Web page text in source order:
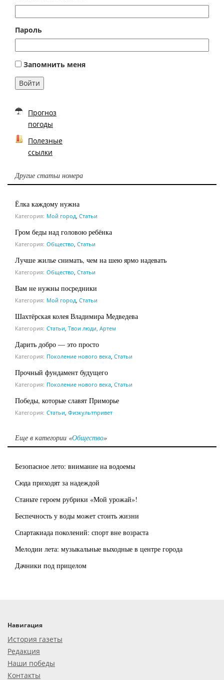
Пароль
Запомнить меня
Войти
Прогноз
погоды
Полезные
ссылки
Другие статьи номера
Ёлка каждому нужна
Категория: Мой город, Статьи
Гром беды над головою ребёнка
Категория: Общество, Статьи
Лучше жилье снимать, чем на шею ярмо надевать
Категория: Общество, Статьи
Вам не нужны посредники
Категория: Мой город, Статьи
Шахтёрская колея Владимира Медведева
Категория: Статьи, Твои люди, Артем
Дарить добро — это просто
Категория: Поколение нового века, Статьи
Прочный фундамент будущего
Категория: Поколение нового века, Статьи
Победы, которые славят Приморье
Категория: Статьи, Физкультпривет
Еще в категории «Общество»
Безопасное лето: внимание на водоемы
Сюда приходят за надеждой
Станьте героем рубрики «Мой урожай»!
Беспечность у воды может стоить жизни
Спартакиада поколений: спорт вне возраста
Мелодии лета: музыкальные выходные в центре города
Дачники под прицелом
Навигация
История газеты
Редакция
Наши победы
Контакты